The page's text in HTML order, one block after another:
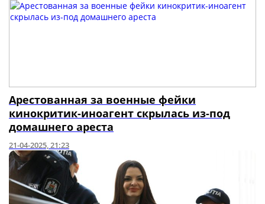
Арестованная за военные фейки
кинокритик-иноагент скрылась из-под
домашнего ареста
21-04-2025, 21:23